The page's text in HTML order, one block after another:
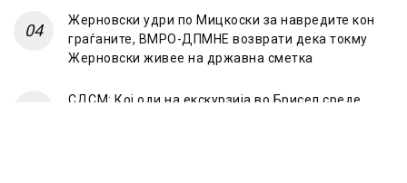
Жерновски удри по Мицкоски за навредите кон
граѓаните, ВМРО-ДПМНЕ возврати дека токму
Жерновски живее на државна сметка
СДСМ: Кој оди на екскурзија во Брисел среде